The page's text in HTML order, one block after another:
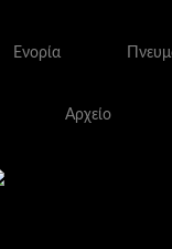
Ενορία
Αρχείο